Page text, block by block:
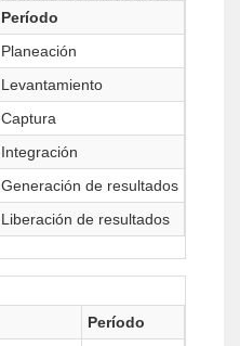
Período
Planeación
Levantamiento
Captura
Integración
Generación de resultados
Liberación de resultados
Período